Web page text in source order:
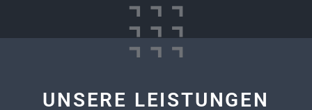
UNSERE LEISTUNGEN